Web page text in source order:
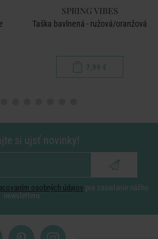
SPRING VIBES
Taška bavlnená - ružová/oranžová
7,99 €
si ujsť novinky!
osobných údajov pre zasielanie nášho
newsletteru